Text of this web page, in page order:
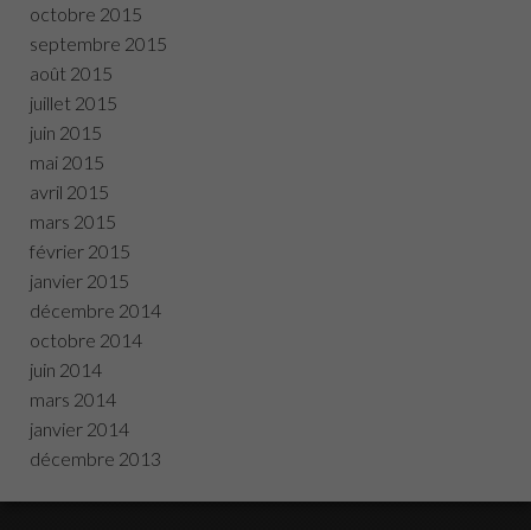
octobre 2015
septembre 2015
août 2015
juillet 2015
juin 2015
mai 2015
avril 2015
mars 2015
février 2015
janvier 2015
décembre 2014
octobre 2014
juin 2014
mars 2014
janvier 2014
décembre 2013